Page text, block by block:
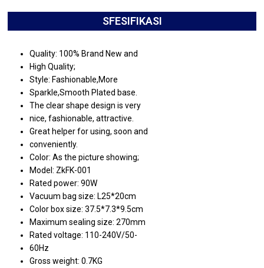
SFESIFIKASI
Quality: 100% Brand New and
High Quality;
Style: Fashionable,More
Sparkle,Smooth Plated base.
The clear shape design is very
nice, fashionable, attractive.
Great helper for using, soon and
conveniently.
Color: As the picture showing;
Model: ZkFK-001
Rated power: 90W
Vacuum bag size: L25*20cm
Color box size: 37.5*7.3*9.5cm
Maximum sealing size: 270mm
Rated voltage: 110-240V/50-
60Hz
Gross weight: 0.7KG